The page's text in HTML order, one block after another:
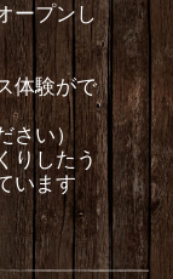
ープンし
体験がで
さい）
りしたう
います